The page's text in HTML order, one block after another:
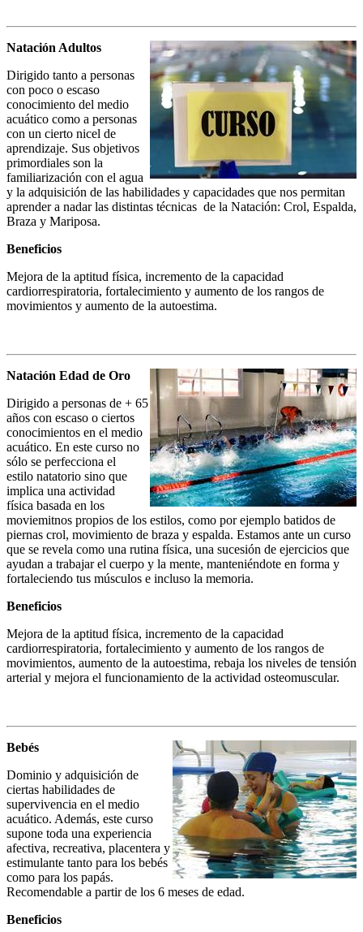
Natación Adultos
Dirigido tanto a personas
con poco o escaso
conocimiento del medio
acuático como a personas
con un cierto nicel de
aprendizaje. Sus objetivos
primordiales son la
familiarización con el agua
y la adquisición de las habilidades y capacidades que nos permitan
aprender a nadar las distintas técnicas de la Natación: Crol, Espalda,
Braza y Mariposa.
Beneficios
Mejora de la aptitud física, incremento de la capacidad
cardiorrespiratoria, fortalecimiento y aumento de los rangos de
movimientos y aumento de la autoestima.
Natación Edad de Oro
Dirigido a personas de + 65
años con escaso o ciertos
conocimientos en el medio
acuático. En este curso no
sólo se perfecciona el
estilo natatorio sino que
implica una actividad
física basada en los
moviemitnos propios de los estilos, como por ejemplo batidos de
piernas crol, movimiento de braza y espalda. Estamos ante un curso
que se revela como una rutina física, una sucesión de ejercicios que
ayudan a trabajar el cuerpo y la mente, manteniéndote en forma y
fortaleciendo tus músculos e incluso la memoria.
Beneficios
Mejora de la aptitud física, incremento de la capacidad
cardiorrespiratoria, fortalecimiento y aumento de los rangos de
movimientos, aumento de la autoestima, rebaja los niveles de tensión
arterial y mejora el funcionamiento de la actividad osteomuscular.
Bebés
Dominio y adquisición de
ciertas habilidades de
supervivencia en el medio
acuático. Además, este curso
supone toda una experiencia
afectiva, recreativa, placentera y
estimulante tanto para los bebés
como para los papás.
Recomendable a partir de los 6 meses de edad.
Beneficios